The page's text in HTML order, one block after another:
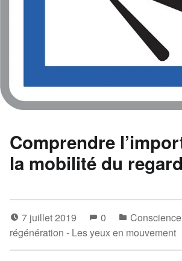
Comprendre
la mobilité du regard
7 juillet 2019 0 Conscience
régénération - Les yeux en mouvement